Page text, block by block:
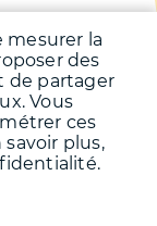
mesurer la
des
de partager
Vous
ces
plus,